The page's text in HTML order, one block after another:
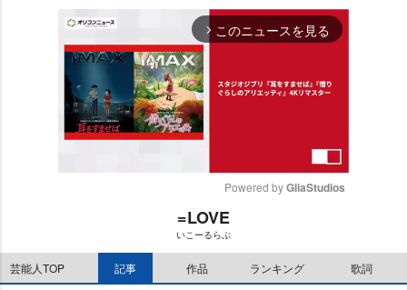
arrow_forward_ios このニュースを見る
e
Powered by GliaStudios
=LOVE
いこーるらぶ
芸能人TOP 記事 作品 ランキング 歌詞